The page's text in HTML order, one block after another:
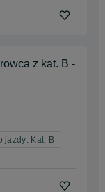
z kat. B -
jazdy: Kat. B